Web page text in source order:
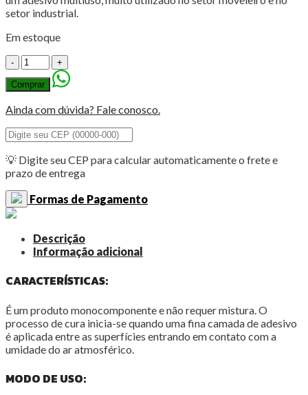
setor industrial.
Em estoque
Adesivo
Instantâneo
793
Tekbond
quantidade
Comprar
Ainda com dúvida? Fale conosco.
💡 Digite seu CEP para calcular automaticamente o frete e
prazo de entrega
Formas de Pagamento
Descrição
Informação adicional
CARACTERÍSTICAS:
É um produto monocomponente e não requer mistura. O
processo de cura inicia-se quando uma fina camada de adesivo
é aplicada entre as superfícies entrando em contato com a
umidade do ar atmosférico.
MODO DE USO: